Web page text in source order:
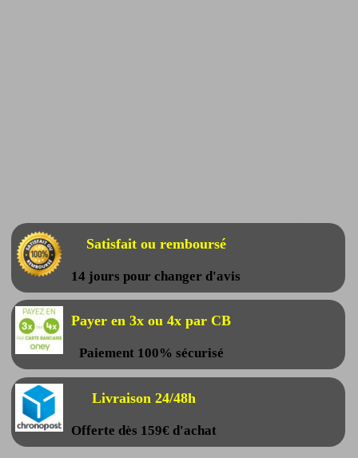
Satisfait ou remboursé
14 jours pour changer d'avis
Payer en 3x ou 4x par CB
Paiement 100% sécurisé
Livraison 24/48h
Offerte dès 159€ d'achat